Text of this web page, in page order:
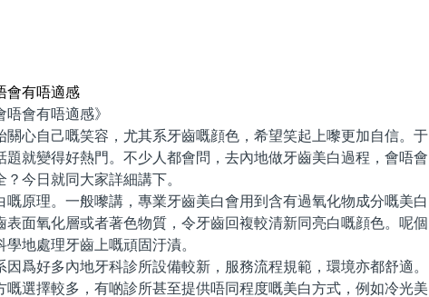
會有唔適感
會有唔適感》
心自己嘅笑容，尤其系牙齒嘅顔色，希望笑起上嚟更加自信。于
題就變得好熱門。不少人都會問，去內地做牙齒美白過程，會唔會
今日就同大家詳細講下。
理。一般嚟講，專業牙齒美白會用到含有過氧化物成分嘅美白
表面氧化層或者著色物質，令牙齒回複較清新同亮白嘅顔色。呢個
地處理牙齒上嘅頑固汙漬。
好多內地牙科診所設備較新，服務流程規範，環境亦都舒適。
嘅選擇較多，有啲診所甚至提供唔同程度嘅美白方式，例如冷光美